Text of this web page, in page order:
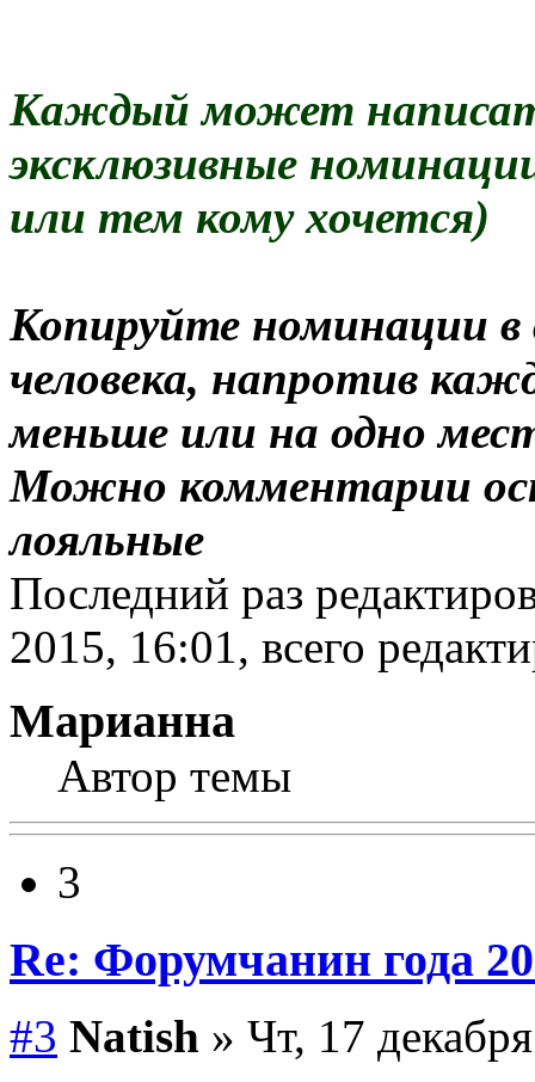
Каждый может
эксклюзивные
или тем кому хочется)
Копируйте номинации
человека, напротив
меньше или на одно
Можно комментарии
лояльные
Последний раз
2015, 16:01, всего
Марианна
Автор темы
3
Re: Форумчанин
#3 Natish » Чт, 17